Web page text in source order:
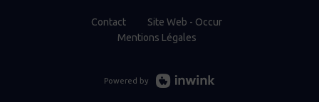
Contact
Site Web - Occur
Mentions Légales
Powered by